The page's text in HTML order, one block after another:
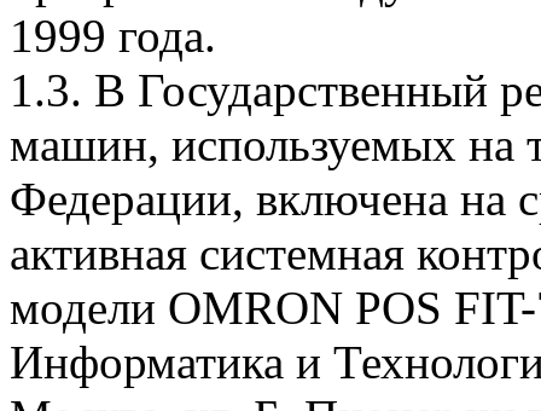
1999 года.
1.3. В Государственный
машин, используемых на
Федерации, включена на
активная системная
модели OMRON POS
Информатика и